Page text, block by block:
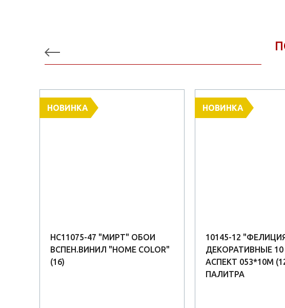
НОВИНКА
HC11075-47 "МИРТ" ОБОИ
ВСПЕН.ВИНИЛ "HOME COLOR"
(16)
НОВИНКА
10145-12
ДЕКОРАТИВНЫЕ 10
АСПЕКТ 053*10М
ПАЛИТРА